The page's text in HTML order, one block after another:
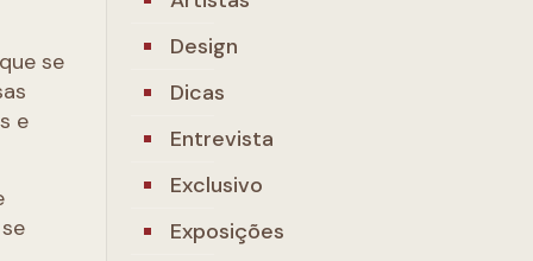
se
e
Design
Dicas
Entrevista
Exclusivo
Exposições